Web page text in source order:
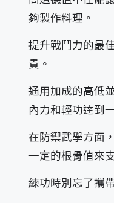
夠製作料理。
提升戰鬥力的最
貴。
通用加成的高低
內力和輕功達到
在防禦武學方面
一定的根骨值來
練功時別忘了攜